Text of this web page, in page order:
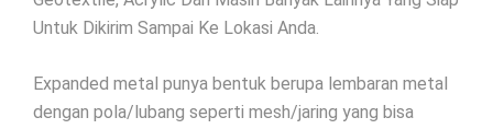
Untuk Dikirim Sampai Ke Lokasi Anda.
Expanded metal punya bentuk berupa lembaran metal
dengan pola/lubang seperti mesh/jaring yang bisa